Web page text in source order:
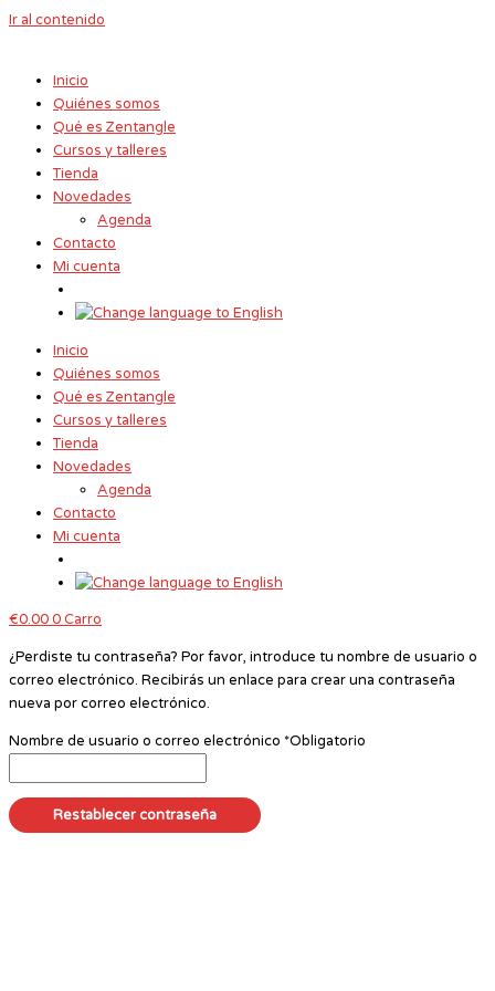
Ir al contenido
Inicio
Quiénes somos
Qué es Zentangle
Cursos y talleres
Tienda
Novedades
Agenda
Contacto
Mi cuenta
Inicio
Quiénes somos
Qué es Zentangle
Cursos y talleres
Tienda
Novedades
Agenda
Contacto
Mi cuenta
€0.000Carro
¿Perdiste tu contraseña? Por favor, introduce tu nombre de usuario o
correo electrónico. Recibirás un enlace para crear una contraseña
nueva por correo electrónico.
Nombre de usuario o correo electrónico *Obligatorio
Restablecer contraseña